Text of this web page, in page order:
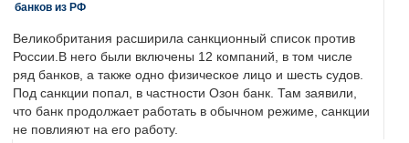
банков из РФ
Великобритания расширила санкционный список против
России.В него были включены 12 компаний, в том числе
ряд банков, а также одно физическое лицо и шесть судов.
Под санкции попал, в частности Озон банк. Там заявили,
что банк продолжает работать в обычном режиме, санкции
не повлияют на его работу.